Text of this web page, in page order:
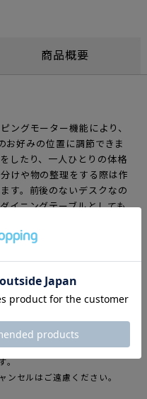
商品概要
ングモーター機能により、
お好みの位置に調節できま
したり、一人ひとりの体格
けや物の整理をする際は作
す。前後のないデスクなの
イニングテーブルとしても
にはバーカウンターとして
なります。その他のパー
。】
は送料に含まれております。
かります。ご希望の場合は、
望」と記載してください。ご
。
セルはご遠慮ください。